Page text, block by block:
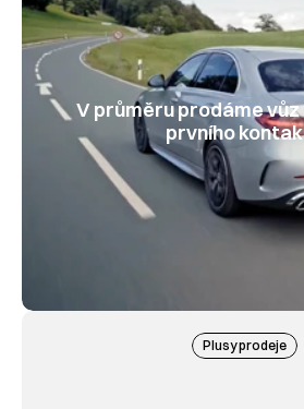
V průměru prodáme vůz
prvního
Plusy prodeje